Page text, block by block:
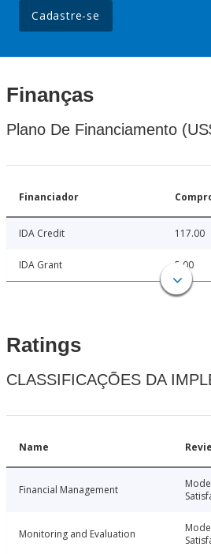
Cadastre-se
Finanças
Plano De Financiamento
Financiador
IDA Credit 117.00
IDA Grant 5.00
Ratings
CLASSIFICAÇÕES DA
Name
Financial Management
Monitoring and Evaluation